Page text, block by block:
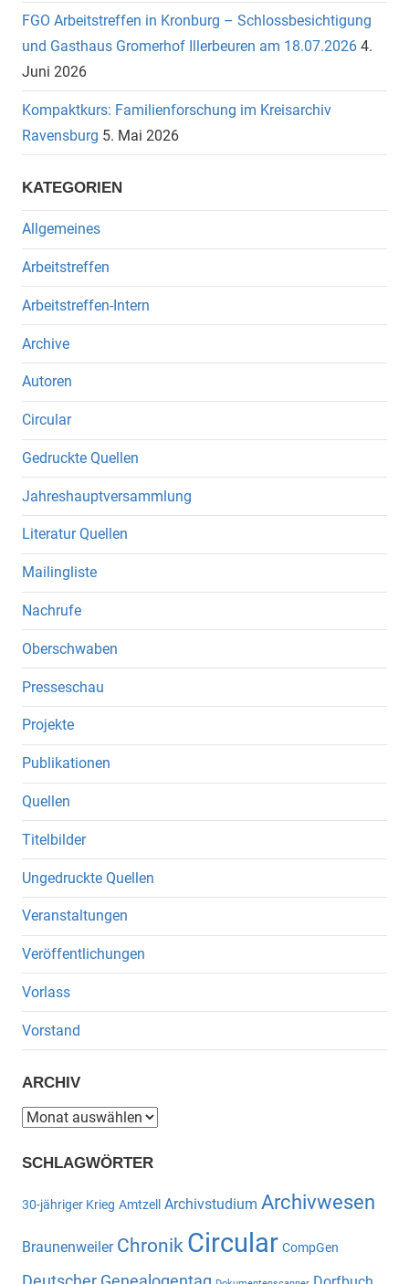
FGO Arbeitstreffen in Kronburg – Schlossbesichtigung
und Gasthaus Gromerhof Illerbeuren am 18.07.2026 4.
Juni 2026
Kompaktkurs: Familienforschung im Kreisarchiv
Ravensburg 5. Mai 2026
KATEGORIEN
Allgemeines
Arbeitstreffen
Arbeitstreffen-Intern
Archive
Autoren
Circular
Gedruckte Quellen
Jahreshauptversammlung
Literatur Quellen
Mailingliste
Nachrufe
Oberschwaben
Presseschau
Projekte
Publikationen
Quellen
Titelbilder
Ungedruckte Quellen
Veranstaltungen
Veröffentlichungen
Vorlass
Vorstand
ARCHIV
Archiv
SCHLAGWÖRTER
30-jähriger Krieg Amtzell Archivstudium Archivwesen
Braunenweiler Chronik Circular CompGen